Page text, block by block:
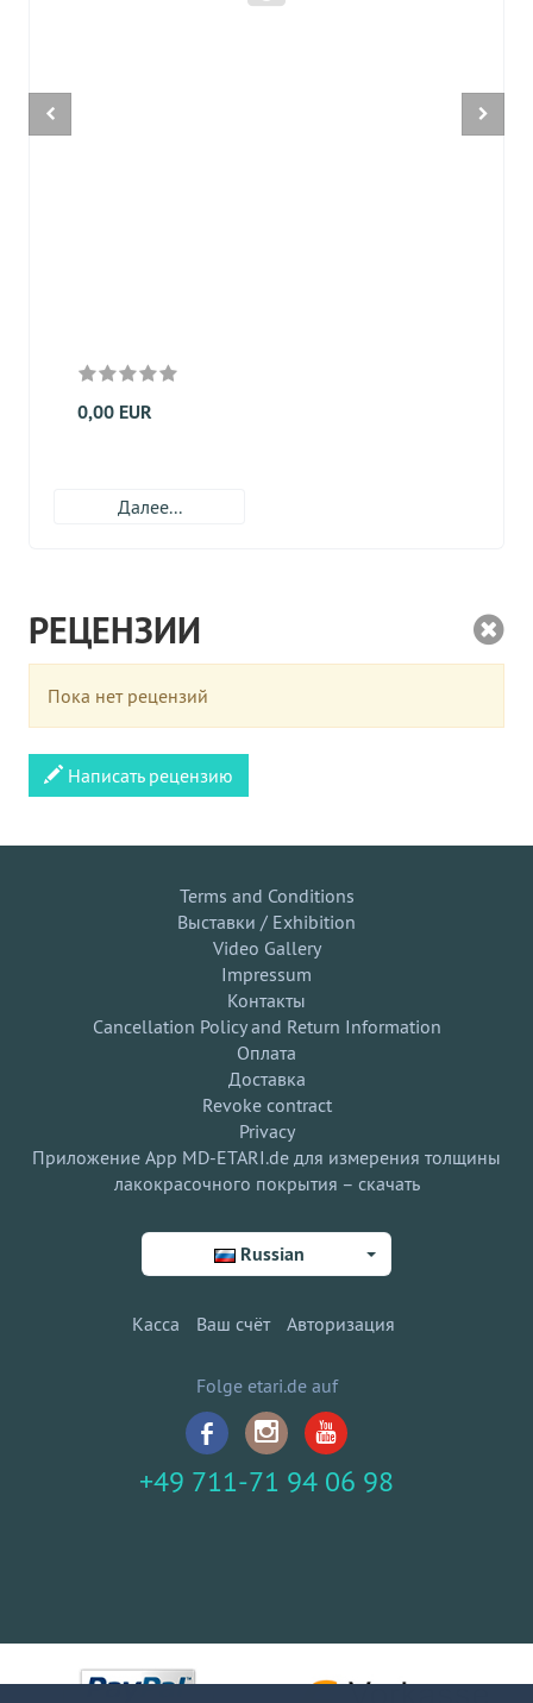
0,00 EUR
Далее...
РЕЦЕНЗИИ
Пока нет рецензий
Написать рецензию
Terms and Conditions
Выставки / Exhibition
Video Gallery
Impressum
Контакты
Cancellation Policy and Return Information
Оплата
Доставка
Revoke contract
Privacy
Приложение App MD-ETARI.de для измерения толщины
лакокрасочного покрытия – скачать
Russian
Касса Ваш счёт Авторизация
Folge etari.de auf
+49 711-71 94 06 98